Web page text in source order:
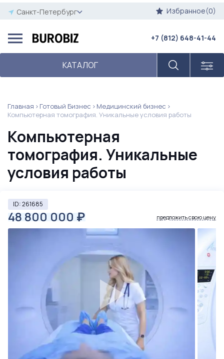
Санкт-Петербург Избранное(0)
КАТАЛОГ
+7 (812) 648-41-44
Главная Готовый Бизнес
Медицинский бизнес
Компьютерная томография. Уникальные условия работы
Компьютерная
томография. Уникальные
условия работы
ID: 261685
48 800 000 ₽ предложить свою цену